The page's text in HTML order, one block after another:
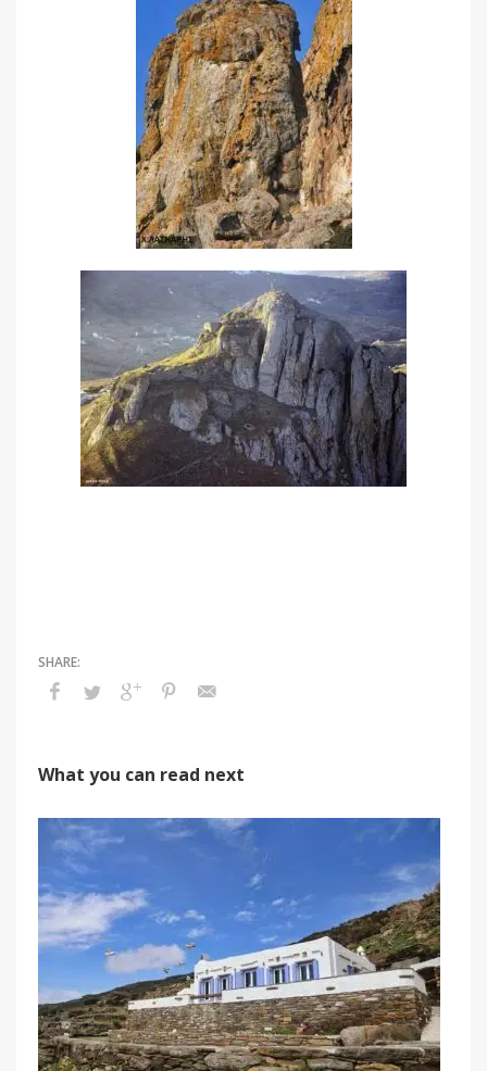
What you can read next